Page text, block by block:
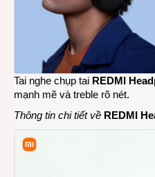
Tai nghe chụp tai REDMI
mạnh mẽ và treble rõ nét.
Thông tin chi tiết về REDMI